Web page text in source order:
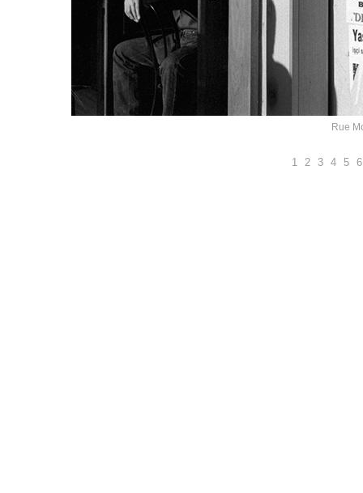
Rue
1 2 3 4 5 6